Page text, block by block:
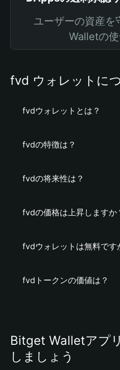
ユーザーの資産
Walletの使
fvd ウォレットに
fvdウォレットとは？
fvdの特徴は？
fvdの将来性は？
fvdの価格は上昇しますか
fvdウォレットは無料です
fvdトークンの価値は？
Bitget Walletアプ
しましょう